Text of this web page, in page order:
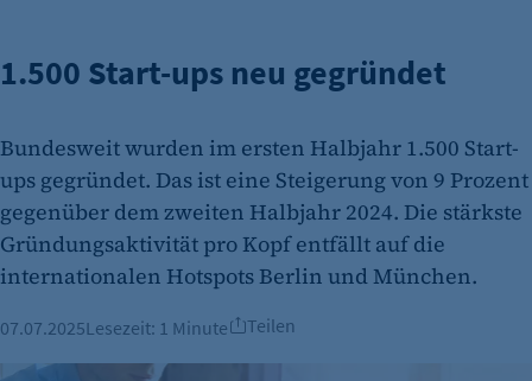
1.500 Start-ups neu gegründet
Bundesweit wurden im ersten Halbjahr 1.500 Start-
ups gegründet. Das ist eine Steigerung von 9 Prozent
gegenüber dem zweiten Halbjahr 2024. Die stärkste
Gründungsaktivität pro Kopf entfällt auf die
internationalen Hotspots Berlin und München.
07.07.2025Lesezeit: 1 Minute Teilen